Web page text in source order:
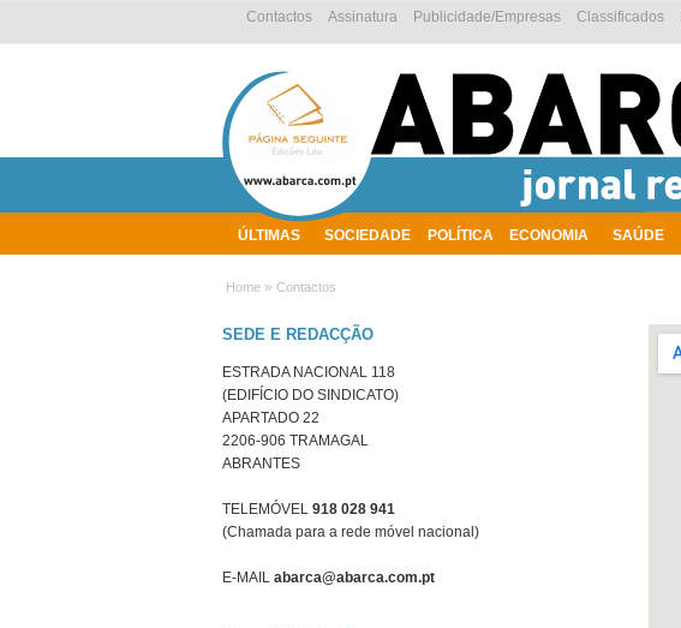
ÚLTIMAS SOCIEDADE POLÍTICA ECONOMIA SAÚDE
Classificados
Publicidade/Empresas
Assinatura
Contactos
Home » Contactos
SEDE E REDACÇÃO
ESTRADA NACIONAL 118
(EDIFÍCIO DO SINDICATO)
APARTADO 22
2206-906 TRAMAGAL
ABRANTES
TELEMÓVEL 918 028 941
(Chamada para a rede móvel nacional)
E-MAIL abarca@abarca.com.pt